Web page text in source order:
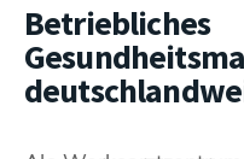
Betriebliches